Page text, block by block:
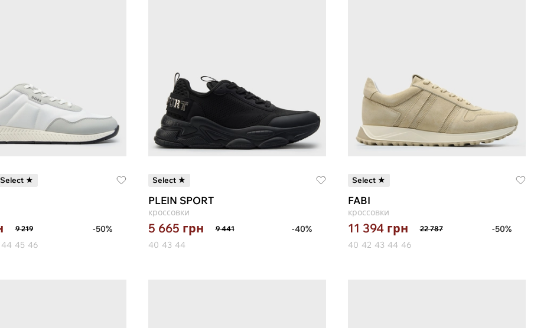
Select ★
9 219
-50%
44 45 46
Select ★
PLEIN SPORT
кроссовки
5 665 грн 9 441
-40%
40 43 44
Select ★
FABI
кроссовки
11 394 грн 22 787
-50%
40 42 43 44 46